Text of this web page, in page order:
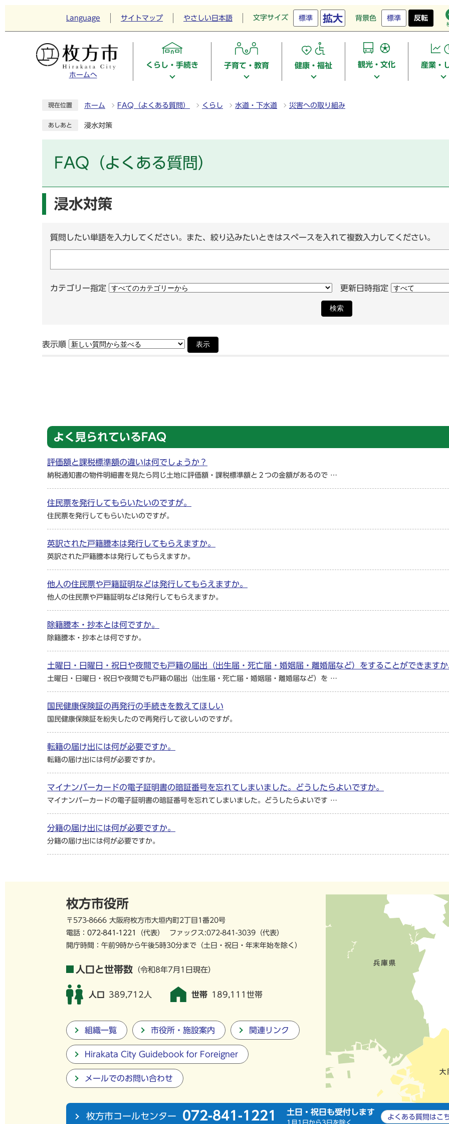
Language サイトマップ やさしい日本語 文字サイズ 標準 拡大 背景色 標準 反転
ホームへ
くらし・手続き 子育て・教育 健康・福祉 観光・文化 産業・
現在位置 ホーム FAQ（よくある質問） くらし 水道・下水道 災害への取り組み
あしあと 浸水対策
FAQ（よくある質問）
浸水対策
質問したい単語を入力してください。また、絞り込みたいときはスペースを入れて複数入力してください。
カテゴリー指定 更新日時指定
検索
表示順 表示
よく見られているFAQ
評価額と課税標準額の違いは何でしょうか？
納税通知書の物件明細書を見たら同じ土地に評価額・課税標準額と２つの金額があるので …
住民票を発行してもらいたいのですが。
住民票を発行してもらいたいのですが。
英訳された戸籍謄本は発行してもらえますか。
英訳された戸籍謄本は発行してもらえますか。
他人の住民票や戸籍証明などは発行してもらえますか。
他人の住民票や戸籍証明などは発行してもらえますか。
除籍謄本・抄本とは何ですか。
除籍謄本・抄本とは何ですか。
土曜日・日曜日・祝日や夜間でも戸籍の届出（出生届・死亡届・婚姻届・離婚届など）をすることができます
土曜日・日曜日・祝日や夜間でも戸籍の届出（出生届・死亡届・婚姻届・離婚届など）を …
国民健康保険証の再発行の手続きを教えてほしい
国民健康保険証を紛失したので再発行して欲しいのですが。
転籍の届け出には何が必要ですか。
転籍の届け出には何が必要ですか。
マイナンバーカードの電子証明書の暗証番号を忘れてしまいました。どうしたらよいですか。
マイナンバーカードの電子証明書の暗証番号を忘れてしまいました。どうしたらよいです …
分籍の届け出には何が必要ですか。
分籍の届け出には何が必要ですか。
枚方市役所
〒573-8666 大阪府枚方市大垣内町2丁目1番20号
電話： 072-841-1221 （代表） ファックス:072-841-3039（代表）
開庁時間：午前9時から午後5時30分まで （土日・祝日・年末年始を除く）
人口と世帯数 （令和8年7月1日現在）
人口 389,712人 世帯 189,111世帯
組織一覧 市役所・施設案内 関連リンク
Hirakata City Guidebook for Foreigner
メールでのお問い合わせ
枚方市コールセンター 072-841-1221 土日・祝日も受付します
1月1日から3日を除く
よくある質問は こ